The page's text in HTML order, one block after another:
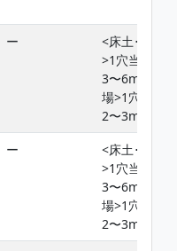
ー
<床土･堆肥
>1穴当り
3〜6mL<圃
場>1穴当り
2〜3mL
ー
<床土･堆肥
>1穴当り
3〜6mL<圃
場>1穴当り
2〜3mL